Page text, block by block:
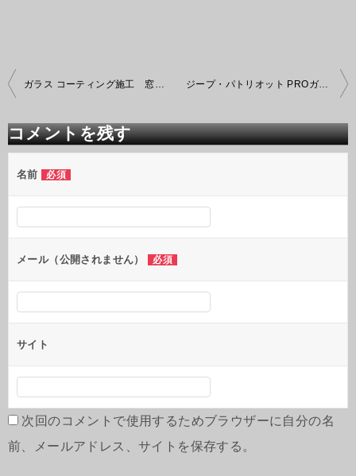
投
稿
ビ
ゲ
ー
シ
ン
コメントを残す
名前 必須
メール（公開されません） 必須
サイト
次回のコメントで使用するためブラウザーに自分の名
前、メールアドレス、サイトを保存する。